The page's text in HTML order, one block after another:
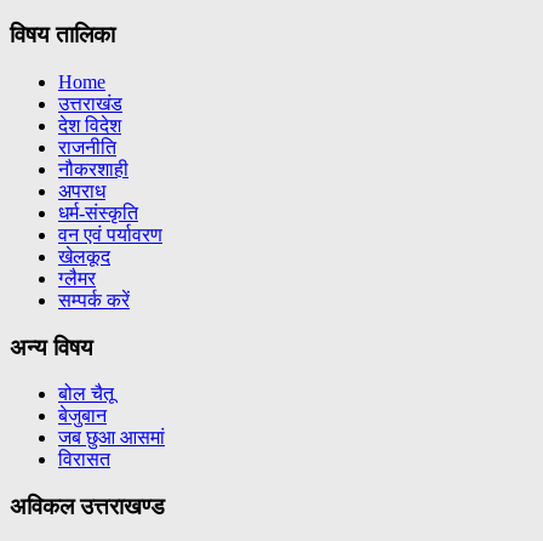
विषय तालिका
Home
उत्तराखंड
देश विदेश
राजनीति
नौकरशाही
अपराध
धर्म-संस्कृति
वन एवं पर्यावरण
खेलकूद
ग्लैमर
सम्पर्क करें
अन्य विषय
बोल चैतू
बेजुबान
जब छुआ आसमां
विरासत
अविकल उत्तराखण्ड